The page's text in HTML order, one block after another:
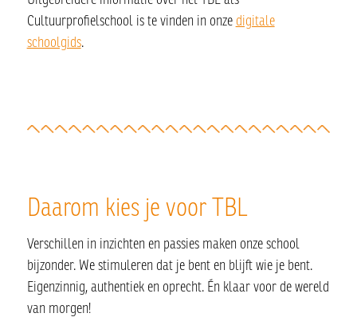
Cultuurprofielschool is te vinden in onze digitale
schoolgids.
Daarom kies je voor TBL
Verschillen in inzichten en passies maken onze school
bijzonder. We stimuleren dat je bent en blijft wie je bent.
Eigenzinnig, authentiek en oprecht. Én klaar voor de wereld
van morgen!